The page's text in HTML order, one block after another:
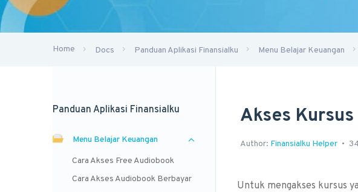
Home Docs Panduan Aplikasi Finansialku Menu Belajar Keuangan
Panduan Aplikasi Finansialku
Menu Belajar Keuangan
Cara Akses Free Audiobook
Cara Akses Audiobook Berbayar
Akses
Author: Finansialku Helper
Untuk mengakses kursus